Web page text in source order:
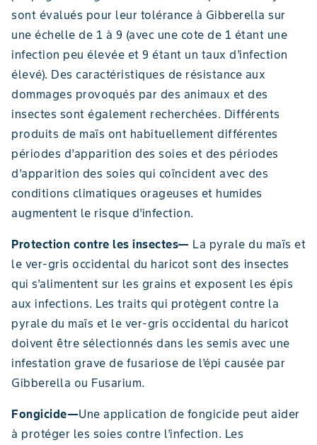
sont évalués pour leur tolérance à Gibberella sur
une échelle de 1 à 9 (avec une cote de 1 étant une
infection peu élevée et 9 étant un taux d’infection
élevé). Des caractéristiques de résistance aux
dommages provoqués par des animaux et des
insectes sont également recherchées. Différents
produits de maïs ont habituellement différentes
périodes d’apparition des soies et des périodes
d’apparition des soies qui coïncident avec des
conditions climatiques orageuses et humides
augmentent le risque d’infection.
Protection contre les insectes— La pyrale du maïs et
le ver-gris occidental du haricot sont des insectes
qui s’alimentent sur les grains et exposent les épis
aux infections. Les traits qui protègent contre la
pyrale du maïs et le ver-gris occidental du haricot
doivent être sélectionnés dans les semis avec une
infestation grave de fusariose de l’épi causée par
Gibberella ou Fusarium.
Fongicide—Une application de fongicide peut aider
à protéger les soies contre l’infection. Les